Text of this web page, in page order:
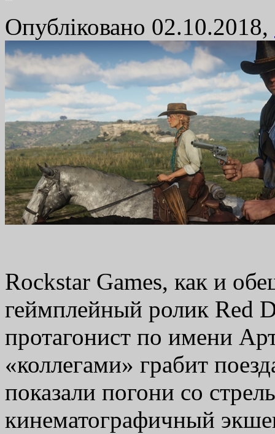
Опубліковано 02.10.2018,
Rockstar Games, как и
геймплейный ролик Red
протагонист по имени
«коллегами» грабит
показали погони со
кинематографичный